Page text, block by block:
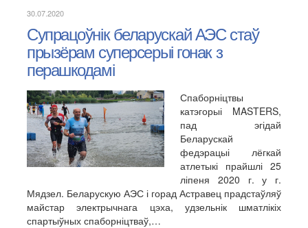
30.07.2020
Супрацоўнік беларускай АЭС стаў
прызёрам суперсерыі гонак з
перашкодамі
Спаборніцтвы
катэгорыі MASTERS,
пад эгідай
Беларускай
федэрацыі лёгкай
атлетыкі прайшлі 25
ліпеня 2020 г. у г.
Мядзел. Беларускую АЭС і горад Астравец прадстаўляў
майстар электрычнага цэха, удзельнік шматлікіх
спартыўных спаборніцтваў,…